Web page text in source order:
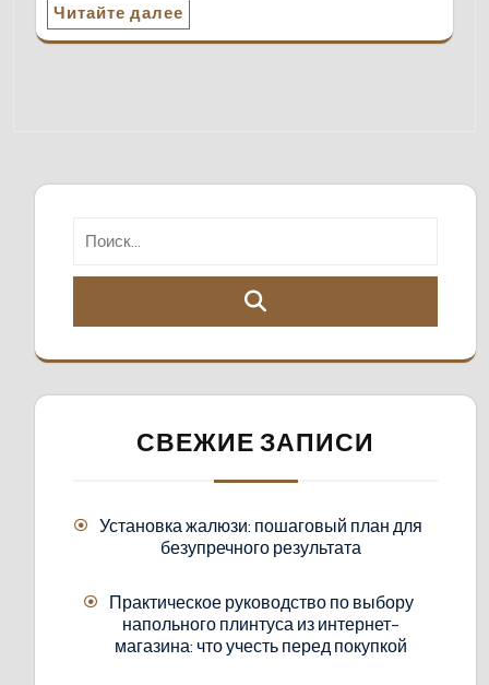
Читайте далее
СВЕЖИЕ ЗАПИСИ
Установка жалюзи: пошаговый план для
безупречного результата
Практическое руководство по выбору
напольного плинтуса из интернет-
магазина: что учесть перед покупкой